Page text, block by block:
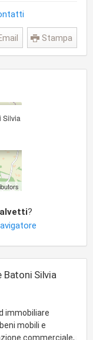
Stampa
S.n.c
?
Batoni Silvia
immobiliare
mobili e
commerciale,